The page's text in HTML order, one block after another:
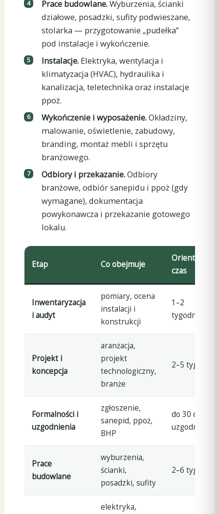
Prace budowlane.Wyburzenia, ścianki
działowe, posadzki, sufity podwieszane,
stolarka — przygotowanie „pudełka”
pod instalacje i wykończenie.
Instalacje.Elektryka, wentylacja i
klimatyzacja (HVAC), hydraulika i
kanalizacja, teletechnika oraz instalacje
ppoż.
Wykończenie i wyposażenie.Okładziny,
malowanie, oświetlenie, zabudowy,
branding, montaż mebli i sprzętu
branżowego.
Odbiory i przekazanie.Odbiory
branżowe, odbiór sanepidu i ppoż (gdy
wymagane), dokumentacja
powykonawcza i przekazanie gotowego
lokalu.
Etap Co obejmuje
Orientacyjny
czas
Inwentaryzacja
i audyt
pomiary, ocena
instalacji i
konstrukcji
1–2
tygodnie
Projekt i
koncepcja
aranżacja,
projekt
technologiczny,
branże
2–5 tygodni
Formalności i
uzgodnienia
zgłoszenie,
sanepid, ppoż,
BHP
do 30 dni +
uzgodnienia
Prace
budowlane
wyburzenia,
ścianki,
posadzki, sufity
2–6 tygodni
elektryka,